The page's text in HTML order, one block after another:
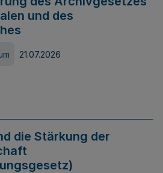
und des
21.07.2026
die Stärkung der